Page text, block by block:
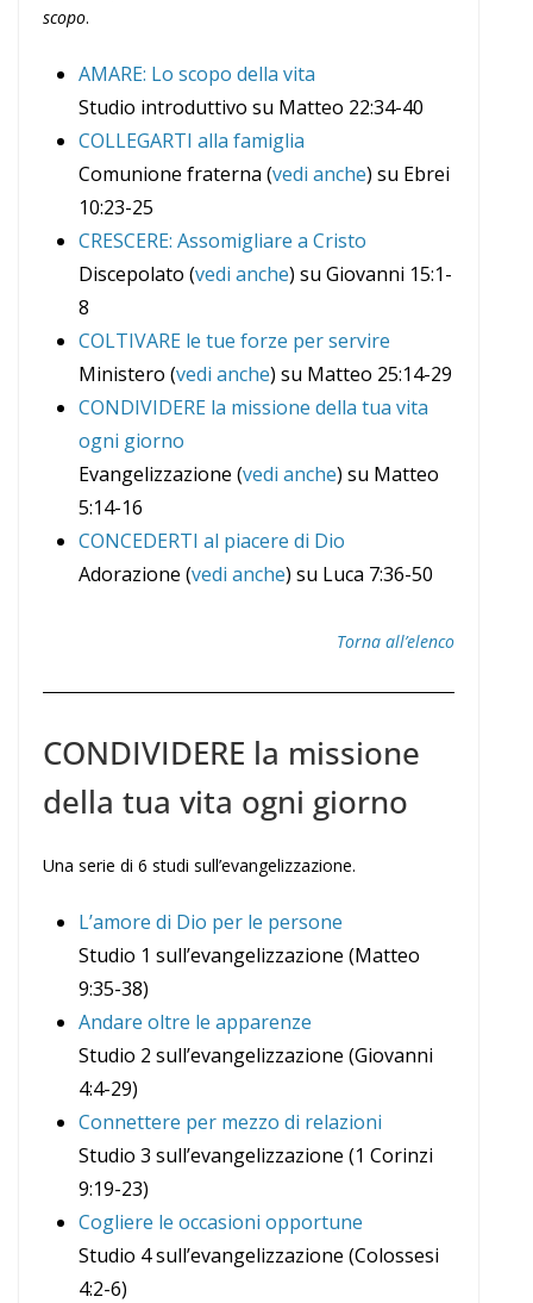
scopo.
AMARE: Lo scopo della vita
Studio introduttivo su Matteo 22:34-40
COLLEGARTI alla famiglia
Comunione fraterna (vedi anche) su Ebrei
10:23-25
CRESCERE: Assomigliare a Cristo
Discepolato (vedi anche) su Giovanni 15:1-
8
COLTIVARE le tue forze per servire
Ministero (vedi anche) su Matteo 25:14-29
CONDIVIDERE la missione della tua vita
ogni giorno
Evangelizzazione (vedi anche) su Matteo
5:14-16
CONCEDERTI al piacere di Dio
Adorazione (vedi anche) su Luca 7:36-50
Torna all’elenco
CONDIVIDERE la missione
della tua vita ogni giorno
Una serie di 6 studi sull’evangelizzazione.
L’amore di Dio per le persone
Studio 1 sull’evangelizzazione (Matteo
9:35-38)
Andare oltre le apparenze
Studio 2 sull’evangelizzazione (Giovanni
4:4-29)
Connettere per mezzo di relazioni
Studio 3 sull’evangelizzazione (1 Corinzi
9:19-23)
Cogliere le occasioni opportune
Studio 4 sull’evangelizzazione (Colossesi
4:2-6)